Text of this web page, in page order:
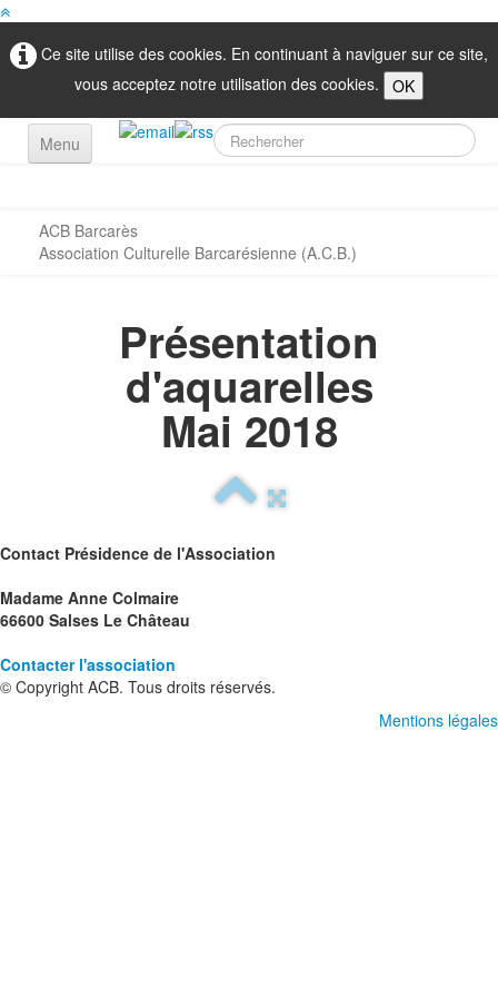
Ce site utilise des cookies. En continuant à naviguer sur ce site,
vous acceptez notre utilisation des cookies.
OK
Menu
Nos Activités
ACB Barcarès
Association Culturelle Barcarésienne (A.C.B.)
Présentation
d'aquarelles
Mai 2018
Contact Présidence de l'Association
Madame Anne Colmaire
66600 Salses Le Château
Contacter l'association
© Copyright ACB. Tous droits réservés.
Mentions légales